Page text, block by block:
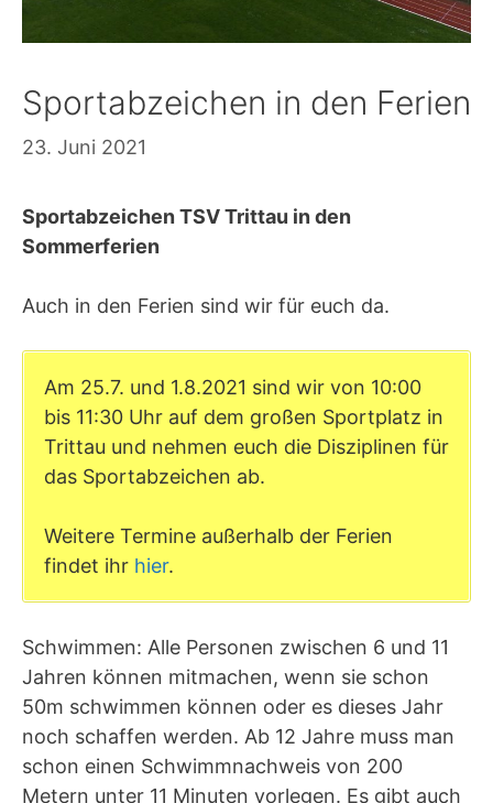
Sportabzeichen in den Ferien
23. Juni 2021
Sportabzeichen TSV Trittau in den
Sommerferien
Auch in den Ferien sind wir für euch da.
Am 25.7. und 1.8.2021 sind wir von 10:00
bis 11:30 Uhr auf dem großen Sportplatz in
Trittau und nehmen euch die Disziplinen für
das Sportabzeichen ab.
Weitere Termine außerhalb der Ferien
findet ihr hier.
Schwimmen: Alle Personen zwischen 6 und 11
Jahren können mitmachen, wenn sie schon
50m schwimmen können oder es dieses Jahr
noch schaffen werden. Ab 12 Jahre muss man
schon einen Schwimmnachweis von 200
Metern unter 11 Minuten vorlegen. Es gibt auch